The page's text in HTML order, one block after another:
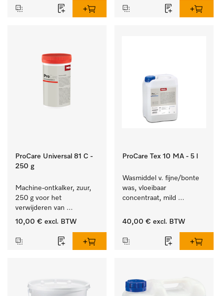
opstelling.
ProCare Universal 81 C -
250 g
Machine-ontkalker, zuur,
250 g voor het
verwijderen van
hardnekkige kalkaanslag.
10,00 € excl. BTW
ProCare Tex 10 MA - 5 l
Wasmiddel v. fijne/bonte
was, vloeibaar
concentraat, mild
reinigen van bonte was
40,00 € excl. BTW